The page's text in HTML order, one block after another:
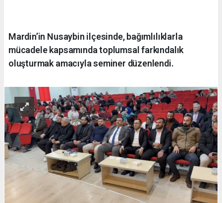
Mardin’in Nusaybin ilçesinde, bağımlılıklarla
mücadele kapsamında toplumsal farkındalık
oluşturmak amacıyla seminer düzenlendi.